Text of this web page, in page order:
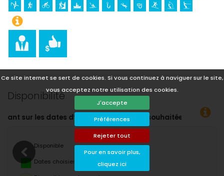
Ce site internet se sert de cookies. Si vous continuez à naviguer sur le site,
vous acceptez notre utilisation des cookies.
J'accepte
Préférences
Rejeter tout
Pour en savoir plus,
cliquez ici
Disponibilité
!
Disponible
Dates choisies